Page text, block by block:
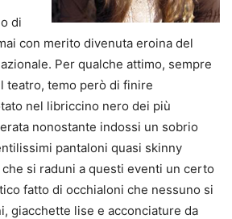
di
con merito divenuta eroina del
Per qualche attimo, sempre
teatro, temo però di finire
nel libriccino nero dei più
nonostante indossi un sobrio
pantaloni quasi skinny
si raduni a questi eventi un certo
fatto di occhialoni che nessuno si
giacchette lise e acconciature da